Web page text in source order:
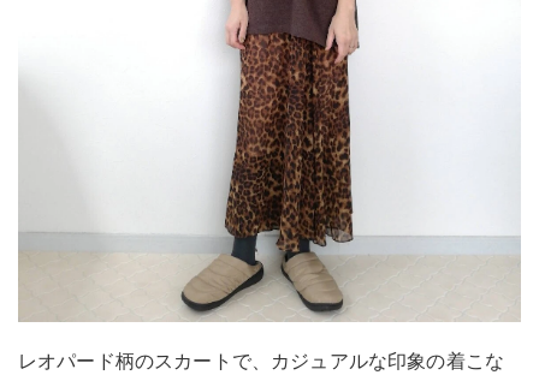
レオパード柄のスカートで、カジュアルな印象の着こな